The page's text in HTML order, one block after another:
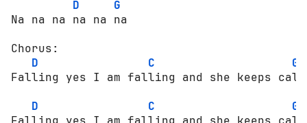
D
G
Na na na na na na
Chorus:
D
C
G
Falling yes I am falling and she keeps
D
C
G